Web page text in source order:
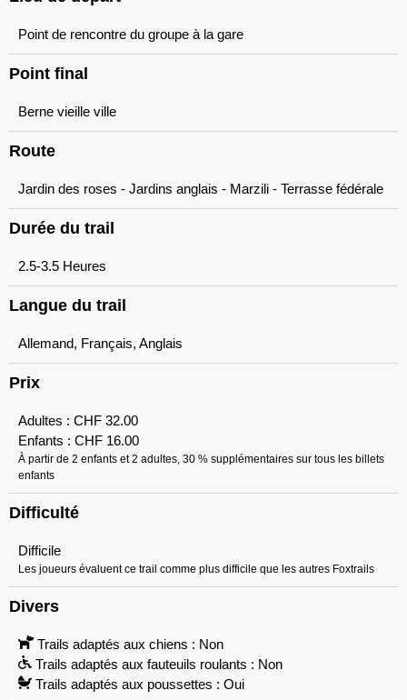
Point de rencontre du groupe à la gare
Point final
Berne vieille ville
Route
Jardin des roses - Jardins anglais - Marzili - Terrasse fédérale
Durée du trail
2.5-3.5 Heures
Langue du trail
Allemand, Français, Anglais
Prix
Adultes : CHF 32.00
Enfants : CHF 16.00
À partir de 2 enfants et 2 adultes, 30 % supplémentaires sur tous les billets
enfants
Difficulté
Difficile
Les joueurs évaluent ce trail comme plus difficile que les autres Foxtrails
Divers
Trails adaptés aux chiens : Non
Trails adaptés aux fauteuils roulants : Non
Trails adaptés aux poussettes : Oui